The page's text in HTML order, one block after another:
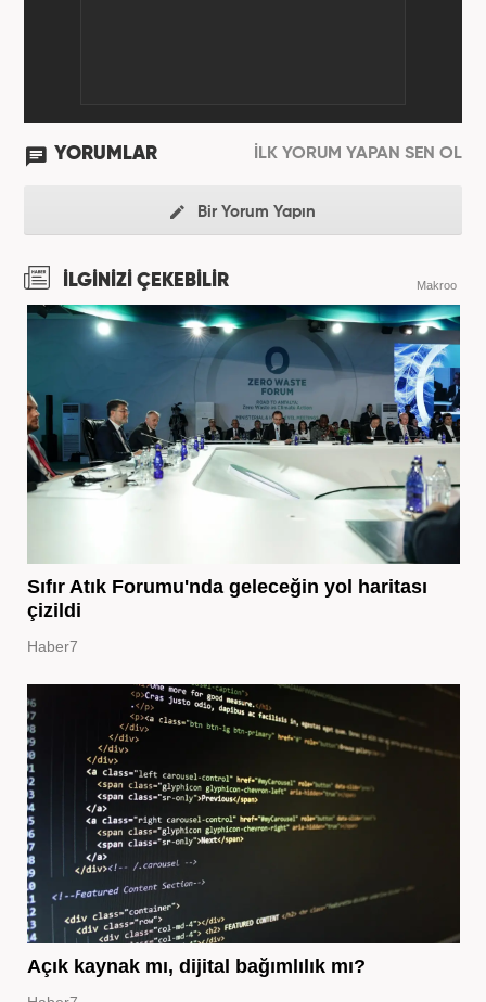
YORUMLAR İLK YORUM YAPAN SEN OL
Bir Yorum Yapın
İLGİNİZİ ÇEKEBİLİR Makroo
Sıfır Atık Forumu'nda geleceğin yol haritası
çizildi
Haber7
Açık kaynak mı, dijital bağımlılık mı?